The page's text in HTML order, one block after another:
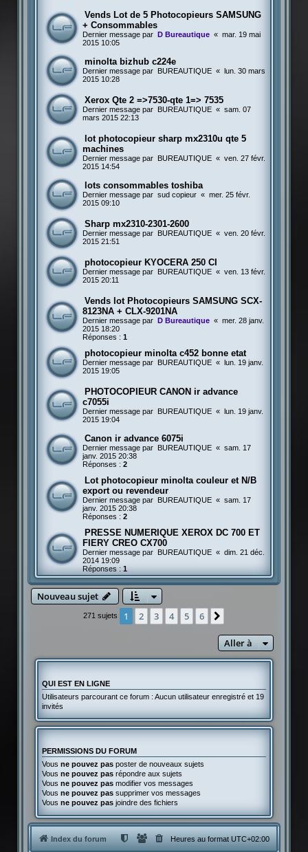
Vends Lot de 5 Photocopieurs SAMSUNG
+ Consommables
Dernier message par D Bureautique « mar. 19 mai
2015 10:05
minolta bizhub c224e
Dernier message par BUREAUTIQUE « lun. 30 mars
2015 10:28
Xerox Qte 2 =>7530-qte 1=> 7535
Dernier message par BUREAUTIQUE « sam. 07
mars 2015 22:13
lot photocopieur sharp mx2310u qte 5
machines
Dernier message par BUREAUTIQUE « ven. 27 févr.
2015 14:54
lots consommables toshiba
Dernier message par sud copieur « mer. 25 févr.
2015 09:10
Sharp mx2310-2301-2600
Dernier message par BUREAUTIQUE « ven. 20 févr.
2015 21:51
photocopieur KYOCERA 250 CI
Dernier message par BUREAUTIQUE « ven. 13 févr.
2015 20:11
Vends lot Photocopieurs SAMSUNG SCX-
8123NA + CLX-9201NA
Dernier message par D Bureautique « mer. 28 janv.
2015 18:20
Réponses : 1
photocopieur minolta c452 bonne etat
Dernier message par BUREAUTIQUE « lun. 19 janv.
2015 19:05
PHOTOCOPIEUR CANON ir advance
c7055i
Dernier message par BUREAUTIQUE « lun. 19 janv.
2015 19:04
Canon ir advance 6075i
Dernier message par BUREAUTIQUE « sam. 17
janv. 2015 20:38
Réponses : 2
Lot photocopieur minolta couleur et N/B
export ou revendeur
Dernier message par BUREAUTIQUE « sam. 17
janv. 2015 20:38
Réponses : 2
PRESSE NUMERIQUE XEROX DC 700 ET
FIERY CREO CX700
Dernier message par BUREAUTIQUE « dim. 21 déc.
2014 19:09
Réponses : 1
Nouveau sujet
271 sujets 1 2 3 4 5 6
Aller à
QUI EST EN LIGNE
Utilisateurs parcourant ce forum : Aucun utilisateur enregistré et 19
invités
PERMISSIONS DU FORUM
Vous ne pouvez pasposter de nouveaux sujets
Vous ne pouvez pasrépondre aux sujets
Vous ne pouvez pasmodifier vos messages
Vous ne pouvez passupprimer vos messages
Vous ne pouvez pasjoindre des fichiers
Index du forum Heures au formatUTC+02:00